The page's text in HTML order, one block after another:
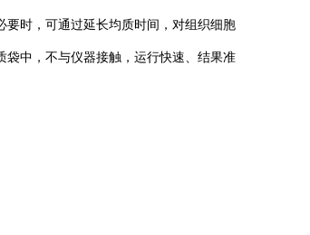
时，可通过延长均质时间，对组织细胞
中，不与仪器接触，运行快速、结果准